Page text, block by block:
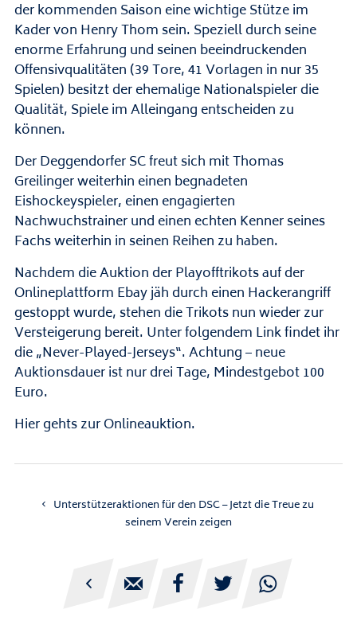
der kommenden Saison eine wichtige Stütze im
Kader von Henry Thom sein. Speziell durch seine
enorme Erfahrung und seinen beeindruckenden
Offensivqualitäten (39 Tore, 41 Vorlagen in nur 35
Spielen) besitzt der ehemalige Nationalspieler die
Qualität, Spiele im Alleingang entscheiden zu
können.
Der Deggendorfer SC freut sich mit Thomas
Greilinger weiterhin einen begnadeten
Eishockeyspieler, einen engagierten
Nachwuchstrainer und einen echten Kenner seines
Fachs weiterhin in seinen Reihen zu haben.
Nachdem die Auktion der Playofftrikots auf der
Onlineplattform Ebay jäh durch einen Hackerangriff
gestoppt wurde, stehen die Trikots nun wieder zur
Versteigerung bereit. Unter folgendem Link findet ihr
die „Never-Played-Jerseys“. Achtung – neue
Auktionsdauer ist nur drei Tage, Mindestgebot 100
Euro.
Hier gehts zur Onlineauktion.
Unterstützeraktionen für den DSC – Jetzt die Treue zu
seinem Verein zeigen
    